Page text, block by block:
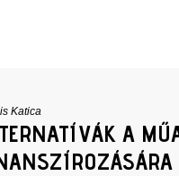
Katica
A